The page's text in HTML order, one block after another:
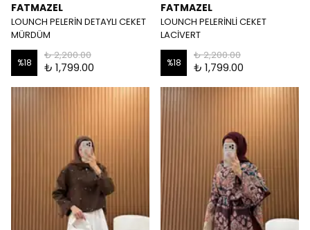
FATMAZEL
LOUNCH PELERİN DETAYLI CEKET
MÜRDÜM
%18
₺ 2,200.00
₺ 1,799.00
FATMAZEL
LOUNCH PELERİNLİ CEKET
LACİVERT
%18
₺ 2,200.00
₺ 1,799.00